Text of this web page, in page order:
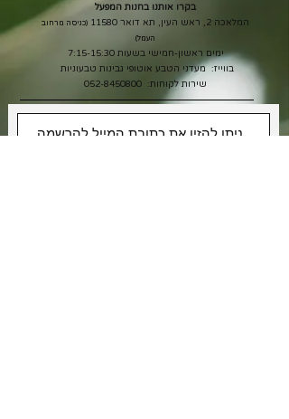
בקרו אותנו בחנות המפעל
המלאכה 2, ראש העין, תא דואר 11580
(כניסה מרחוב
העמל)
ימים ראשון-חמישי בשעות 7:15-15:30
בווייז: מעדני הטבע אוטופי גבינות טבעוניות
שירות לקוחות: 052-8450800